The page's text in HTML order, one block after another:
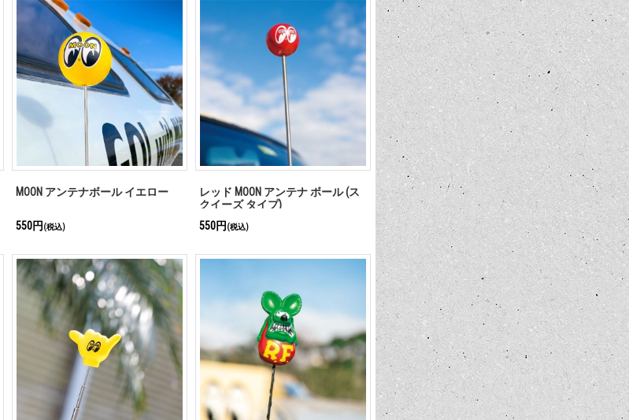
MOON アンテナボール イエロー
550円 (税込)
レッド MOON アンテナ ボール (ス
クイーズ タイプ)
550円 (税込)